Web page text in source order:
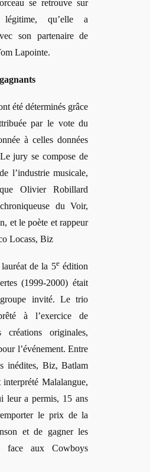
se retrouve sur
qu’elle a
son partenaire de
Lapointe.
été déterminés grâce
par le vote du
à celles données
jury se compose de
l’industrie musicale,
Olivier Robillard
du Voir,
et le poète et rappeur
Locass, Biz
de la 5eédition
(1999-2000) était
invité. Le trio
à l’exercice de
créations originales,
l’événement. Entre
inédites, Biz, Batlam
Malalangue,
leur a permis, 15 ans
le prix de la
et de gagner les
face aux Cowboys